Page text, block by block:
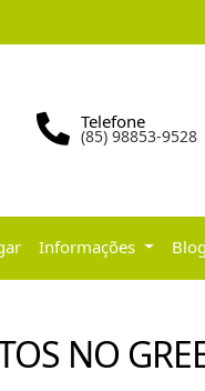
Telefone
(85) 98853-9528
Informações Blog
NO